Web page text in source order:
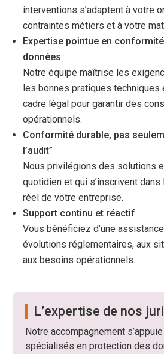
interventions s’adaptent à votre
contraintes métiers et à votre
Expertise pointue en
données
Notre équipe maîtrise les
les bonnes pratiques
cadre légal pour garantir des
opérationnels.
Conformité durable, pas
l’audit”
Nous privilégions des solutions
quotidien et qui s’inscrivent
réel de votre entreprise.
Support continu et réactif
Vous bénéficiez d’une
évolutions réglementaires, aux
aux besoins opérationnels.
L’expertise de nos
Notre accompagnement
spécialisés en protection des